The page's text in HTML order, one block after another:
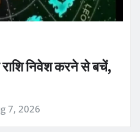
निवेश करने से बचें,
7, 2026